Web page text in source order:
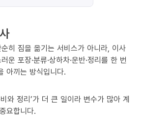
히 짐을 옮기는 서비스가 아니라, 이사
운 포장·분류·상하차·운반·정리를 한 번
아끼는 방식입니다.
비와 정리’가 더 큰 일이라 변수가 많아 계
요합니다.